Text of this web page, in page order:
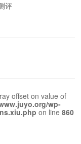
评
offset on value of
wp-
on line 860